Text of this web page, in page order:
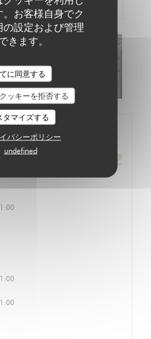
。お客様自身でク
の設定および管理
きます。
に同意する
ッキーを拒否する
タマイズする
バシーポリシー
undefined
メニュー
ューを発見する
道順